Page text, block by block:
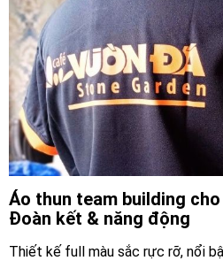
Áo thun team building
Đoàn kết & năng động
Thiết kế full màu sắc rực rỡ, nổi